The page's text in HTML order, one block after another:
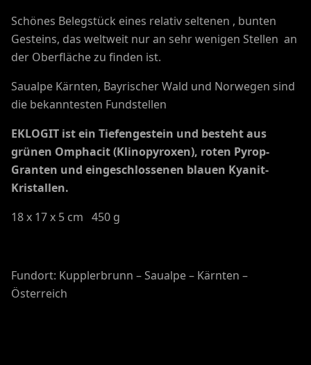
Schönes Belegstück eines relativ seltenen , bunten
Gesteins, das weltweit nur an sehr wenigen Stellen an
der Oberfläche zu finden ist.
Saualpe Kärnten, Bayrischer Wald und Norwegen sind
die bekanntesten Fundstellen
EKLOGIT ist ein Tiefengestein und besteht aus
grünen Omphacit (Klinopyroxen), roten Pyrop-
Granten und eingeschlossenen blauen Kyanit-
Kristallen.
18 x 17 x 5 cm 450 g
Fundort: Kupplerbrunn – Saualpe – Kärnten –
Österreich